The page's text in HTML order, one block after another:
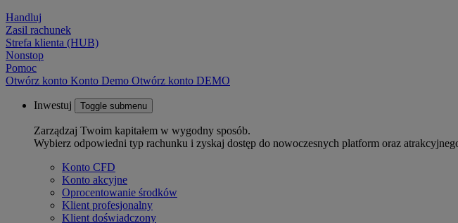
Handluj
Zasil rachunek
Strefa klienta (HUB)
Nonstop
Pomoc
Otwórz konto Konto Demo Otwórz konto DEMO
Inwestuj Toggle submenu
Zarządzaj Twoim kapitałem w wygodny sposób.
Wybierz odpowiedni typ rachunku i zyskaj dostęp do nowoczesnych platform oraz
Konto CFD
Konto akcyjne
Oprocentowanie środków
Klient profesjonalny
Klient doświadczony